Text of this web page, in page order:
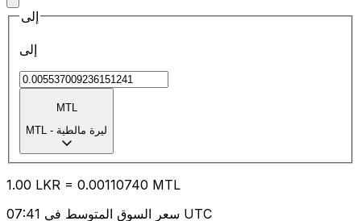
إلى
إلى
MTL
MTL - ليرة مالطية
1.00 LKR = 0.00110740 MTL
سعر السوق المتوسط في 07:41 UTC